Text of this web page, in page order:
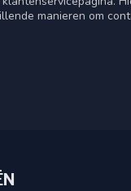
manieren om